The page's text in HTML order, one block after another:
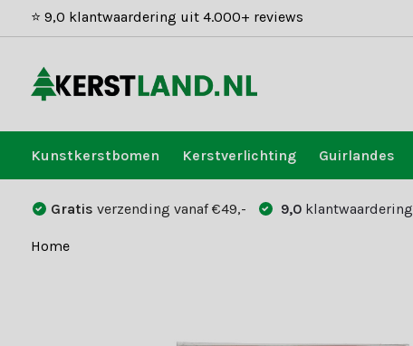
⭐ 9,0 klantwaardering uit 4.000+ reviews
Kunstkerstbomen Kerstverlichting Guirlandes
Gratis verzending vanaf €49,- 9,0 klantwaardering
Home